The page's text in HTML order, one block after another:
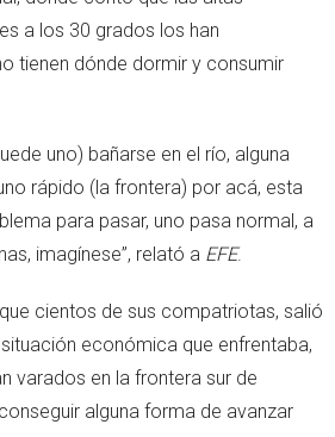
a los 30 grados los han
tienen dónde dormir y consumir
uno) bañarse en el río, alguna
rápido (la frontera) por acá, esta
para pasar, uno pasa normal, a
imagínese”, relató a EFE.
cientos de sus compatriotas, salió
económica que enfrentaba,
varados en la frontera sur de
alguna forma de avanzar